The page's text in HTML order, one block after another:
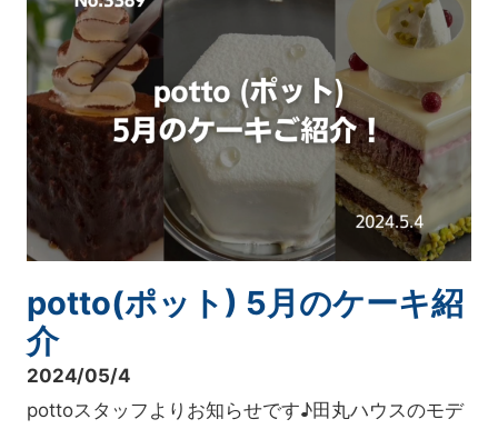
potto(ポット) 5月のケーキ紹
介
2024/05/4
pottoスタッフよりお知らせです♪田丸ハウスのモデ